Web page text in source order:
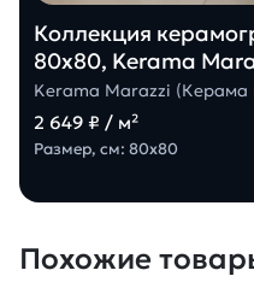
Коллекция
80х80, Kerama
Kerama Marazzi
2 649 ₽ / м²
Размер, см: 80х80
Похожие